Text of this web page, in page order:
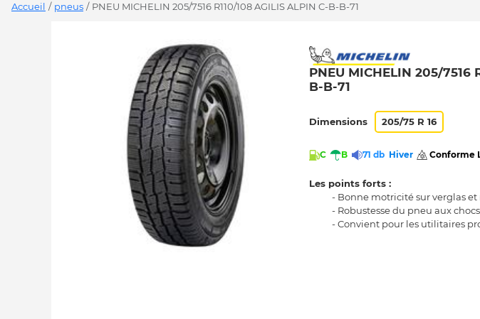
Accueil / pneus / PNEU MICHELIN 205/7516 R110/108 AGILIS ALPIN C-B-B-71
PNEU MICHELIN 205/7516
B-B-71
Dimensions 205/75 R 16
C B 71 db Hiver Conforme
Les points forts :
- Bonne motricité sur verglas et
- Robustesse du pneu aux chocs
- Convient pour les utilitaires